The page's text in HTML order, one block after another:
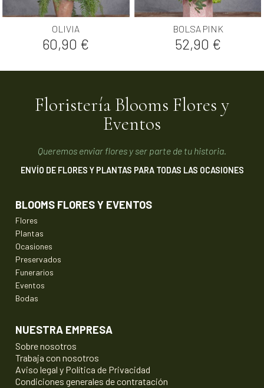
OLIVIA
Precio
60,90 €
BOLSA PINK
Precio
52,90 €
Floristería Blooms Flores y
Eventos
Queremos enviar flores y ser parte de tu historia.
ENVÍO DE FLORES Y PLANTAS PARA TODAS LAS OCASIONES
BLOOMS FLORES Y EVENTOS
Flores
Plantas
Ocasiones
Preservados
Funerarios
Eventos
Bodas
NUESTRA EMPRESA
Sobre nosotros
Trabaja con nosotros
Aviso legal y Política de Privacidad
Condiciones generales de contratación